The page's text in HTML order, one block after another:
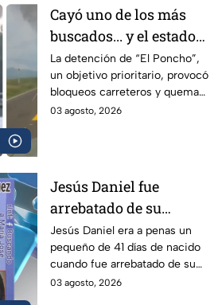
Cayó uno de los más
buscados... y el estado
respondió con fuego
La detención de “El Poncho”,
un objetivo prioritario, provocó
bloqueos carreteros y quema
de vehículos en distintos
03 agosto, 2026
Jesús Daniel fue
arrebatado de su
familia hace siete años:
Tenía 41 días de nacido
cuando fue robado en
Toluca y este es el
Jesús Daniel era a penas un
pequeño de 41 días de nacido
cuando fue arrebatado de su
mamá hace 7 años; ella misma
03 agosto, 2026